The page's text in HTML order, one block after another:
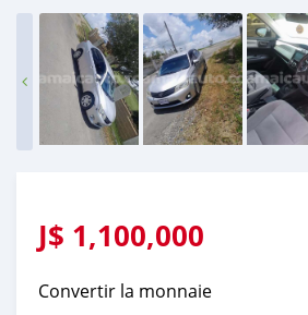
J$ 1,100,000
Convertir la monnaie